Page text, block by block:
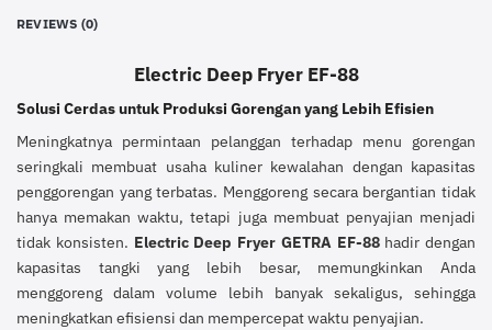
REVIEWS (0)
Electric Deep Fryer EF-88
Solusi Cerdas untuk Produksi Gorengan yang Lebih Efisien
Meningkatnya permintaan pelanggan terhadap menu gorengan
seringkali membuat usaha kuliner kewalahan dengan kapasitas
penggorengan yang terbatas. Menggoreng secara bergantian tidak
hanya memakan waktu, tetapi juga membuat penyajian menjadi
tidak konsisten. Electric Deep Fryer GETRA EF-88hadir dengan
kapasitas tangki yang lebih besar, memungkinkan Anda
menggoreng dalam volume lebih banyak sekaligus, sehingga
meningkatkan efisiensi dan mempercepat waktu penyajian.